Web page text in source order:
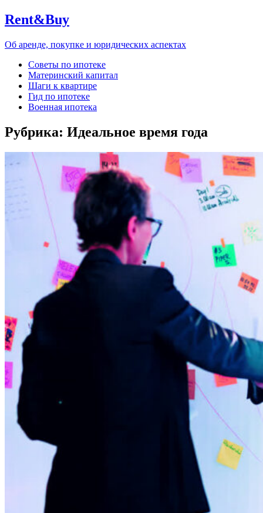
Rent&Buy
Об аренде, покупке и юридических аспектах
Советы по ипотеке
Материнский капитал
Шаги к квартире
Гид по ипотеке
Военная ипотека
Рубрика: Идеальное время года